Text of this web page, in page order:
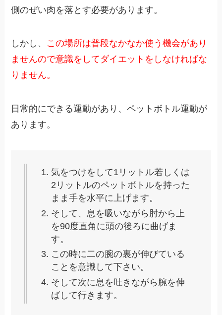
側のぜい肉を落とす必要があります。
しかし、 この場所は普段なかなか使う機会があり
ませんので意識をしてダイエットをしなければな
りません。
日常的にできる運動があり、ペットボトル運動が
あります。
気をつけをして1リットル若しくは
2リットルのペットボトルを持った
まま手を水平に上げます。
そして、息を吸いながら肘から上
を90度直角に頭の後ろに曲げま
す。
この時に二の腕の裏が伸びている
ことを意識して下さい。
そして次に息を吐きながら腕を伸
ばして行きます。